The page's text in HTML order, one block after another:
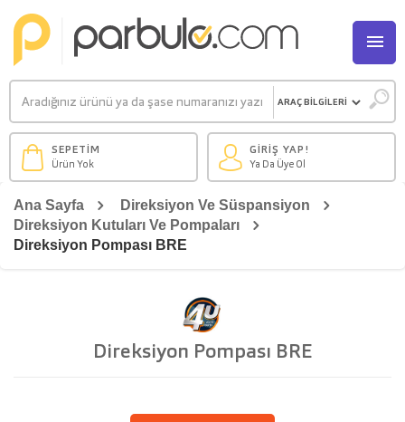
SEPETİM
Ürün Yok
GİRİŞ YAP!
Ya Da Üye Ol
Ana Sayfa
Direksiyon Ve Süspansiyon
Direksiyon Kutuları Ve Pompaları
Direksiyon Pompası BRE
Direksiyon Pompası BRE